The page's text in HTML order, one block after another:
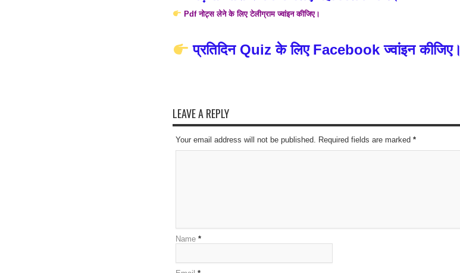
Pdf नोट्स लेने के लिए टेलीग्राम ज्वांइन कीजिए।
प्रतिदिन Quiz के लिए Facebook ज्वांइन कीजिए।
LEAVE A REPLY
Your email address will not be published. Required fields are marked *
Name *